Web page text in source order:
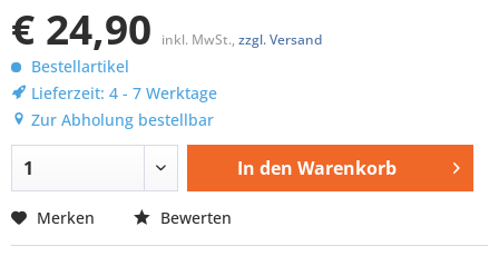
€ 24,90 inkl. MwSt., zzgl. Versand
Bestellartikel
Lieferzeit: 4 - 7 Werktage
Zur Abholung bestellbar
In den Warenkorb
Merken Bewerten